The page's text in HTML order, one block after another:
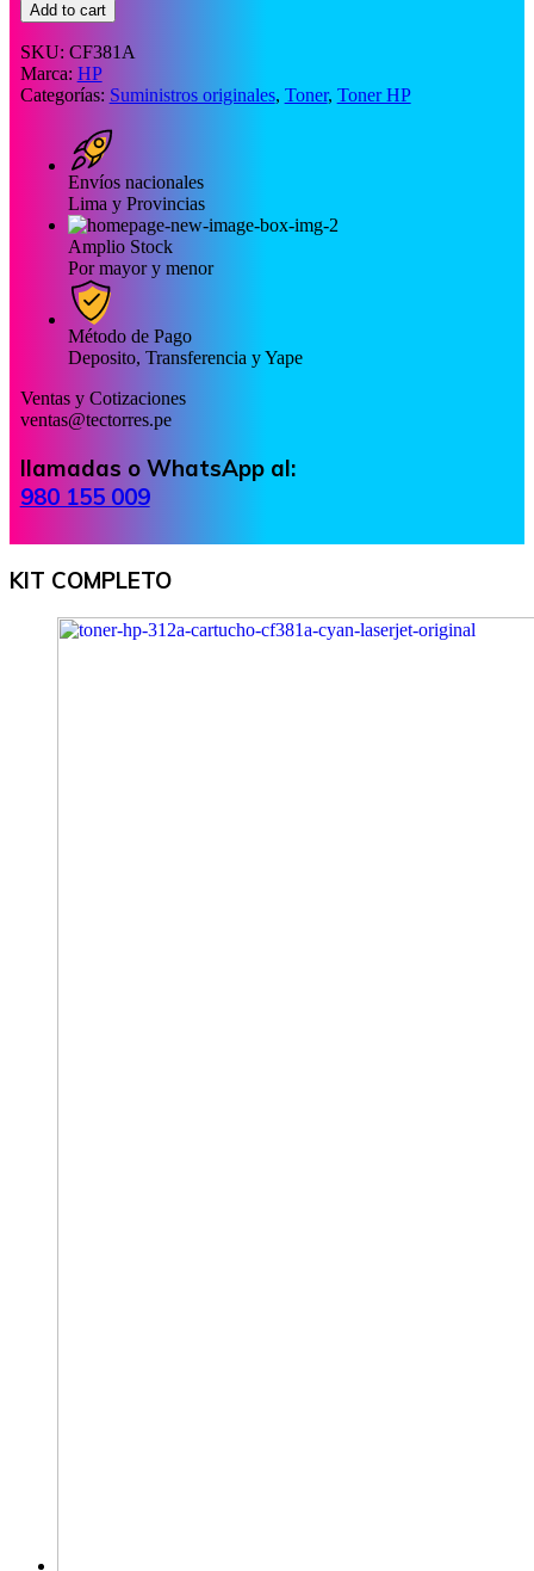
Add to cart
SKU: CF381A
Marca: HP
Categorías: Suministros originales, Toner, Toner HP
Envíos nacionales
Lima y Provincias
Amplio Stock
Por mayor y menor
Método de Pago
Deposito, Transferencia y Yape
Ventas y Cotizaciones
ventas@tectorres.pe
llamadas o WhatsApp al:
980 155 009
KIT COMPLETO